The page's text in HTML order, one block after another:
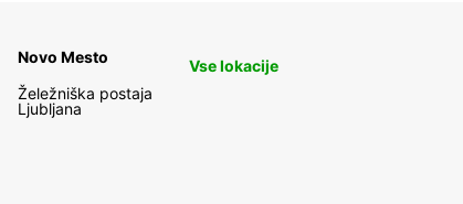
Novo Mesto
Želežniška postaja
Ljubljana
Vse lokacije